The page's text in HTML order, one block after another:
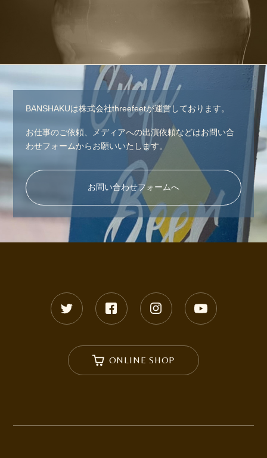
BANSHAKUは株式会社threefeetが運営しております。
お仕事のご依頼、メディアへの出演依頼などはお問い合
わせフォームからお願いいたします。
お問い合わせフォームへ
ONLINE SHOP